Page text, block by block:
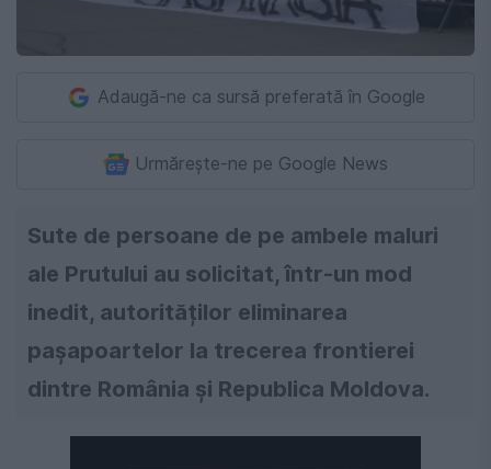
Adaugă-ne ca sursă preferată în Google
Urmărește-ne pe Google News
Sute de persoane de pe ambele maluri
ale Prutului au solicitat, într-un mod
inedit, autorităților eliminarea
pașapoartelor la trecerea frontierei
dintre România și Republica Moldova.